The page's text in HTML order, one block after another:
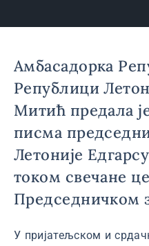
Амбасадорка
Републици
Митић предала
писма
Летоније
током свечане
Председничком
У пријатељском и